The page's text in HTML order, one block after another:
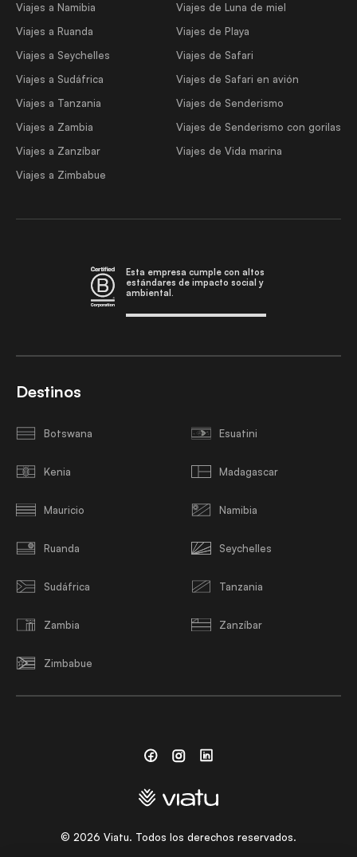
Viajes a Namibia
Viajes a Ruanda
Viajes a Seychelles
Viajes a Sudáfrica
Viajes a Tanzania
Viajes a Zambia
Viajes a Zanzíbar
Viajes a Zimbabue
Viajes de Luna de miel
Viajes de Playa
Viajes de Safari
Viajes de Safari en avión
Viajes de Senderismo
Viajes de Senderismo con gorilas
Viajes de Vida marina
Esta empresa cumple con altos
estándares de impacto social y
ambiental.
Destinos
Botswana Esuatini
Kenia Madagascar
Mauricio Namibia
Ruanda Seychelles
Sudáfrica Tanzania
Zambia Zanzíbar
Zimbabue
© 2026 Viatu. Todos los derechos reservados.
FacebookInstagramLinkedin